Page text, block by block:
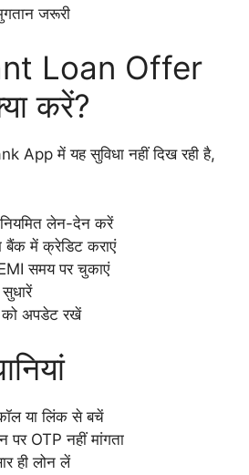
जरूरी
Loan Offer
करें?
App में यह सुविधा नहीं दिख रही है,
लेन-देन करें
बैंक में क्रेडिट कराएं
समय पर चुकाएं
अपडेट रखें
या लिंक से बचें
पर OTP नहीं मांगता
ही लोन लें